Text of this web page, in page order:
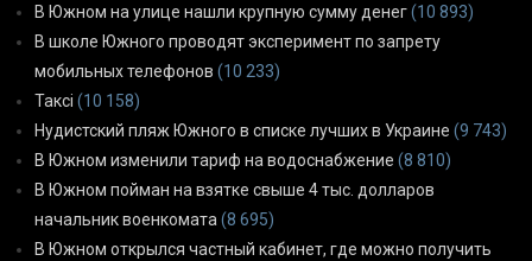
В Южном на улице нашли крупную сумму денег(10 893)
В школе Южного проводят эксперимент по запрету
мобильных телефонов (10 233)
Таксі (10 158)
Нудистский пляж Южного в списке лучших в Украине (9 743)
В Южном изменили тариф на водоснабжение (8 810)
В Южном пойман на взятке свыше 4 тыс. долларов
начальник военкомата(8 695)
В Южном открылся частный кабинет, где можно получить